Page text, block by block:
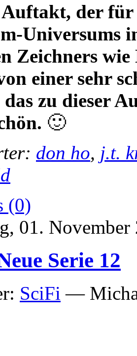
der für
Universums
Zeichners
einer sehr
zu dieser
🙂
don ho, j.t.
(0)
01. November
Serie 12
SciFi —